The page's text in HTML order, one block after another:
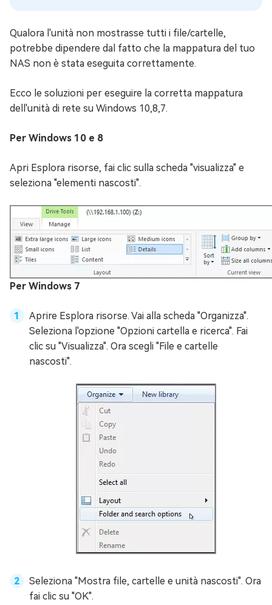
Qualora l'unità non mostrasse tutti i file/cartelle,
potrebbe dipendere dal fatto che la mappatura del tuo
NAS non è stata eseguita correttamente.
Ecco le soluzioni per eseguire la corretta mappatura
dell'unità di rete su Windows 10,8,7.
Per Windows 10 e 8
Apri Esplora risorse, fai clic sulla scheda "visualizza" e
seleziona "elementi nascosti".
Per Windows 7
Aprire Esplora risorse. Vai alla scheda "Organizza".
Seleziona l'opzione "Opzioni cartella e ricerca". Fai
clic su "Visualizza". Ora scegli "File e cartelle
nascosti".
Seleziona "Mostra file, cartelle e unità nascosti". Ora
fai clic su "OK".